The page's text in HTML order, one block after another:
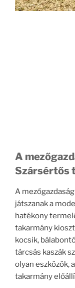
A
Szársértős
A
játszanak a
hatékony
takarmány
kocsik,
tárcsás kaszák
olyan eszközök,
takarmány